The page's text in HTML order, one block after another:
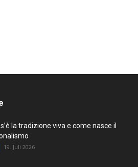
la tradizione viva e come nasce il
19. Juli 2026